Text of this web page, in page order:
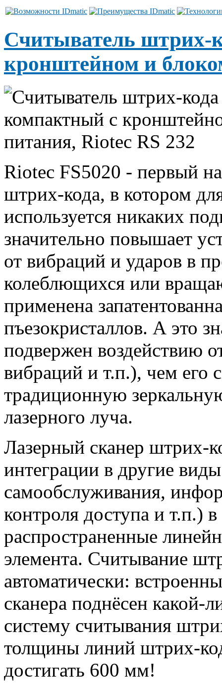
Считыватель штрих-
кронштейном и
Riotec FS5020 - первый
штрих-кода, в котором
используется никаких
значительно повышает
от вибраций и ударов в
колеблющихся или
применена
пъезокристаллов. А это
подвержен воздействию
вибраций и т.п.), чем его
традиционную
лазерного луча.
Лазерный сканер штрих-
интеграции в другие
самообслуживания,
контроля доступа и т.п.)
распространенные
элемента. Считывание
автоматически:
сканера поднёсен какой-
систему считывания
толщины линий штрих-
достигать 600 мм!